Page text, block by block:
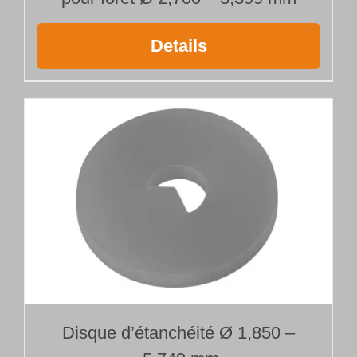
Details
Disque d’étanchéité Ø 1,850 –